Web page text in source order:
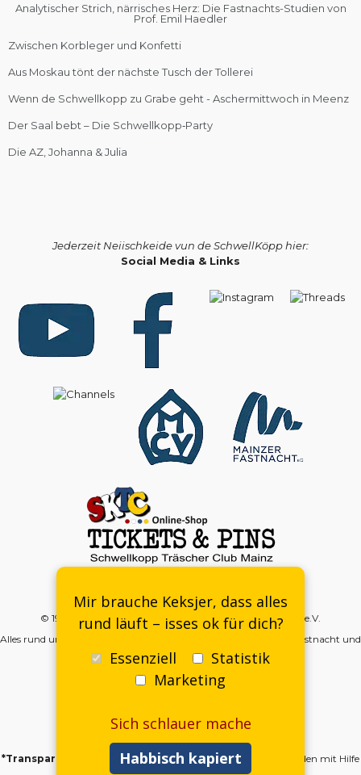
Analytischer Strich, närrisches Herz: Die Fastnachts-Studien von
Prof. Emil Haedler
Zwischen Korbleger und Konfetti
Aus Moskau tönt der nächste Tusch der Tollerei
Wenn de Schwellkopp zu Grabe geht - Aschermittwoch in Meenz
Der Saal bebt – Die Schwellkopp‑Party
Die AZ, Johanna & Julia
Jederzeit Neiischkeide vun de SchwellKöpp hier:
Social Media & Links
© 1998–2026 | SKTC – SchwellKopp Träscher Club Mainz e.V.
Alles rund um die Meenzer SchwellKöpp, SchwellKoppträscher, Fastnacht und
mehr…
*Transparenzhinweis: Einige Inhalte aufschwellkopp.de wurden mit Hilfe
von KI erstellt und redaktionell geprüft.
Mir brauche Keksjer, dass alles
rund läuft – isses ok für dich?
Essenziell
Statistik
Marketing
Sich schlauer mache
Habbisch kapiert